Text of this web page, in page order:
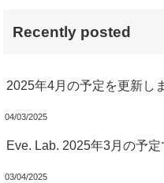
Recently posted
2025年4月の予定を更新し
04/03/2025
Eve. Lab. 2025年3月の予定
03/04/2025